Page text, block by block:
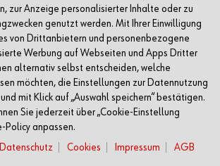
Gewerbetreibende, Freiberufler und öffentliche
zur Anzeige personalisierter Inhalte oder zu
genutzt werden. Mit Ihrer Einwilligung
von Drittanbietern und personenbezogene
Werbung auf Webseiten und Apps Dritter
alternativ selbst entscheiden, welche
möchten, die Einstellungen zur Datennutzung
mit Klick auf „Auswahl speichern“ bestätigen.
Sie jederzeit über „Cookie-Einstellung
Policy anpassen.
Datenschutz Cookies Impressum AGB